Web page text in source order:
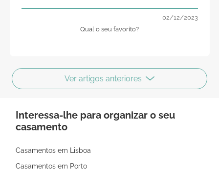
02/12/2023
Qual o seu favorito?
Ver artigos anteriores
Interessa-lhe para organizar o seu
casamento
Casamentos em Lisboa
Casamentos em Porto